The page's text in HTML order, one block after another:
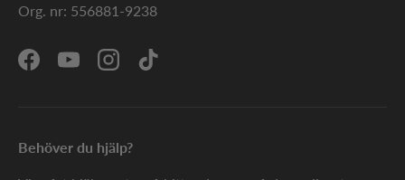
Org. nr: 556881-9238
FacebookYouTubeInstagramTikTok
Behöver du hjälp?